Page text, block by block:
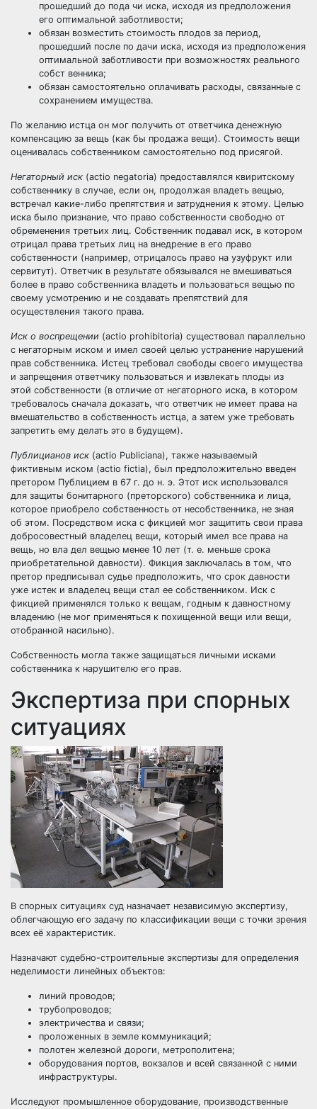
прошедший до пода чи иска, исходя из предположения
его оптимальной заботливости;
обязан возместить стоимость плодов за период,
прошедший после по дачи иска, исходя из предположения
оптимальной заботливости при возможностях реального
собст венника;
обязан самостоятельно оплачивать расходы, связанные с
сохранением имущества.
По желанию истца он мог получить от ответчика денежную
компенсацию за вещь (как бы продажа вещи). Стоимость вещи
оценивалась собственником самостоятельно под присягой.
Негаторный иск (actio negatoria) предоставлялся квиритскому
собственнику в случае, если он, продолжая владеть вещью,
встречал какие-либо препятствия и затруднения к этому. Целью
иска было признание, что право собственности свободно от
обременения третьих лиц. Собственник подавал иск, в котором
отрицал права третьих лиц на внедрение в его право
собственности (например, отрицалось право на узуфрукт или
сервитут). Ответчик в результате обязывался не вмешиваться
более в право собственника владеть и пользоваться вещью по
своему усмотрению и не создавать препятствий для
осуществления такого права.
Иск о воспрещении (actio prohibitoria) существовал параллельно
с негаторным иском и имел своей целью устранение нарушений
прав собственника. Истец требовал свободы своего имущества
и запрещения ответчику пользоваться и извлекать плоды из
этой собственности (в отличие от негаторного иска, в котором
требовалось сначала доказать, что ответчик не имеет права на
вмешательство в собственность истца, а затем уже требовать
запретить ему делать это в будущем).
Публицианов иск (actio Publiciana), также называемый
фиктивным иском (actio fictia), был предположительно введен
претором Публицием в 67 г. до н. э. Этот иск использовался
для защиты бонитарного (преторского) собственника и лица,
которое приобрело собственность от несобственника, не зная
об этом. Посредством иска с фикцией мог защитить свои права
добросовестный владелец вещи, который имел все права на
вещь, но вла дел вещью менее 10 лет (т. е. меньше срока
приобретательной давности). Фикция заключалась в том, что
претор предписывал судье предположить, что срок давности
уже истек и владелец вещи стал ее собственником. Иск с
фикцией применялся только к вещам, годным к давностному
владению (не мог применяться к похищенной вещи или вещи,
отобранной насильно).
Собственность могла также защищаться личными исками
собственника к нарушителю его прав.
Экспертиза при спорных
ситуациях
В спорных ситуациях суд назначает независимую экспертизу,
облегчающую его задачу по классификации вещи с точки зрения
всех её характеристик.
Назначают судебно-строительные экспертизы для определения
неделимости линейных объектов:
линий проводов;
трубопроводов;
электричества и связи;
проложенных в земле коммуникаций;
полотен железной дороги, метрополитена;
оборудования портов, вокзалов и всей связанной с ними
инфраструктуры.
Исследуют промышленное оборудование, производственные